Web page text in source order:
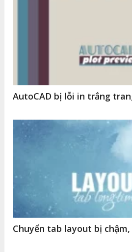
AutoCAD bị lỗi in trắng
Chuyển tab layout bị